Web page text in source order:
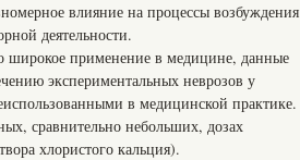
влияние на процессы возбуждения
деятельности.
широкое применение в медицине, данные
экспериментальных неврозов у
в медицинской практике.
сравнительно небольших, дозах
хлористого кальция).